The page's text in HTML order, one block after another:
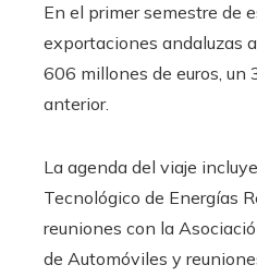
En el primer semestre de
exportaciones andaluzas
606 millones de euros, un
anterior.
La agenda del viaje
Tecnológico de Energías
reuniones con la
de Automóviles y